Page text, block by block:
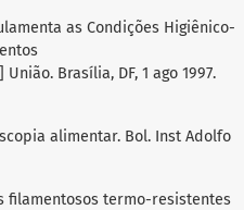
as Condições Higiênico-
Brasília, DF, 1 ago 1997.
alimentar. Bol. Inst Adolfo
filamentosos termo-resistentes